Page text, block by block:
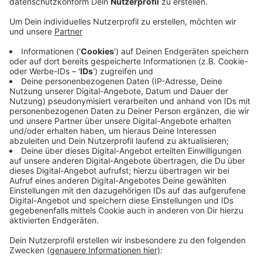
Doch jetzt steht fest: Die Zukunft des Bürgerbusses
ist gerettet. Der Verein hatte einen Aufruf bei Radio
Kiepenkerl gestartet und auf den haben sich sehr
schnell viele Menschen gemeldet. Die Resonanz war
sehr groß, sagt Uli Breer vom Bürgerbusverein. Denn
mehr als einen gültigen Auto-Führerschein müssen die
Interessierten nicht haben. Heute lernen die neuen
Fahrer das ganze Team bei einem Vereinstreffen
kennen. Bevor die Fahrer ihre erste Fahrt durch
Nordkirchen antreten können, muss sie noch ein Arzt
durchchecken. Und erst wenn dieser sein OK gibt, kann
es los gehen. Der Bürgerbusverein plant die neuen
Fahrer ab Juni einsetzen zu können.